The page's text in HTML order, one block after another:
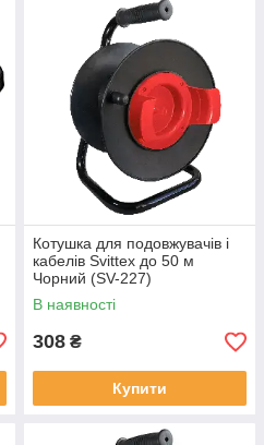
Котушка для подовжувачів і
кабелів Svittex до 50 м
Чорний (SV-227)
В наявності
308 ₴
Купити